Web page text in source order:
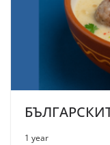
1 year